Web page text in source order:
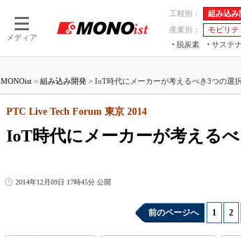
メディア
工程別： 組み込み
産業別：
モビリテ
脱炭素
サステ
つながる工場AI×設備保全
MONOist > 組み込み開発 > IoT時代にメーカーが考えるべき3つの選択
IoT時代にメーカーが考える
PTC Live Tech Forum 東京 2014
2014年12月09日 17時45分 公開
前のページへ 1 2